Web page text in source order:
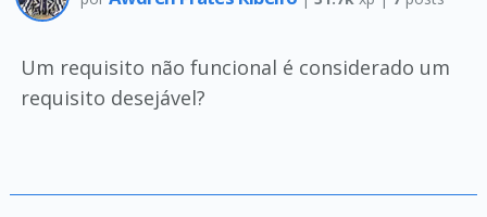
Um requisito não funcional é considerado um
requisito desejável?